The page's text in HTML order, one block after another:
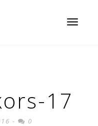
Toggle
17
- 0